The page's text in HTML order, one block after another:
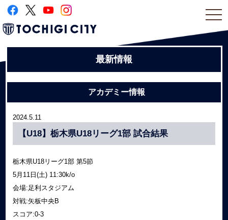
最新情報
アカデミー情報
2024.5.11
【U18】栃木県U18リーグ1部 試合結果
栃木県U18リーグ1部 第5節
5月11日(土) 11:30k/o
会場:足利スタジアム
対戦:矢板中央B
スコア:0-3